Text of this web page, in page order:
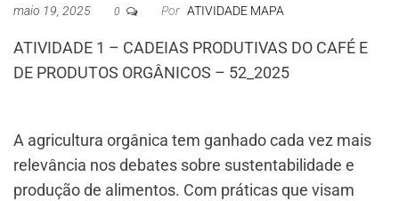
maio 19, 2025 0 Por ATIVIDADE MAPA
ATIVIDADE 1 – CADEIAS PRODUTIVAS DO CAFÉ E
DE PRODUTOS ORGÂNICOS – 52_2025
A agricultura orgânica tem ganhado cada vez mais
relevância nos debates sobre sustentabilidade e
produção de alimentos. Com práticas que visam